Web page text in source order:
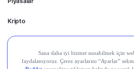
Kripto
Ayrıcalıklar